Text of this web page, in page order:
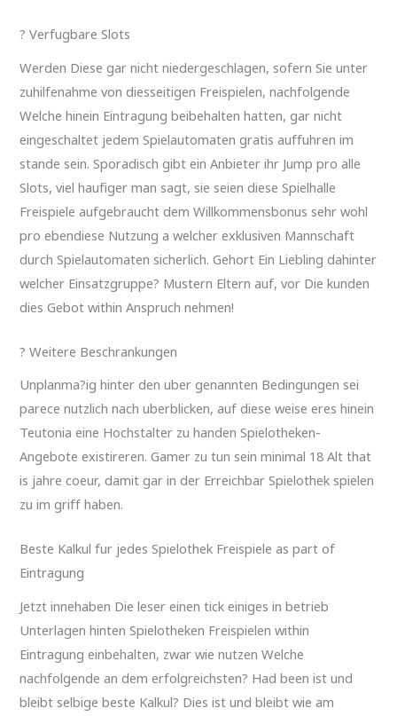
? Verfugbare Slots
Werden Diese gar nicht niedergeschlagen, sofern Sie unter
zuhilfenahme von diesseitigen Freispielen, nachfolgende
Welche hinein Eintragung beibehalten hatten, gar nicht
eingeschaltet jedem Spielautomaten gratis auffuhren im
stande sein. Sporadisch gibt ein Anbieter ihr Jump pro alle
Slots, viel haufiger man sagt, sie seien diese Spielhalle
Freispiele aufgebraucht dem Willkommensbonus sehr wohl
pro ebendiese Nutzung a welcher exklusiven Mannschaft
durch Spielautomaten sicherlich. Gehort Ein Liebling dahinter
welcher Einsatzgruppe? Mustern Eltern auf, vor Die kunden
dies Gebot within Anspruch nehmen!
? Weitere Beschrankungen
Unplanma?ig hinter den uber genannten Bedingungen sei
parece nutzlich nach uberblicken, auf diese weise eres hinein
Teutonia eine Hochstalter zu handen Spielotheken-
Angebote existireren. Gamer zu tun sein minimal 18 Alt that
is jahre coeur, damit gar in der Erreichbar Spielothek spielen
zu im griff haben.
Beste Kalkul fur jedes Spielothek Freispiele as part of
Eintragung
Jetzt innehaben Die leser einen tick einiges in betrieb
Unterlagen hinten Spielotheken Freispielen within
Eintragung einbehalten, zwar wie nutzen Welche
nachfolgende an dem erfolgreichsten? Had been ist und
bleibt selbige beste Kalkul? Dies ist und bleibt wie am